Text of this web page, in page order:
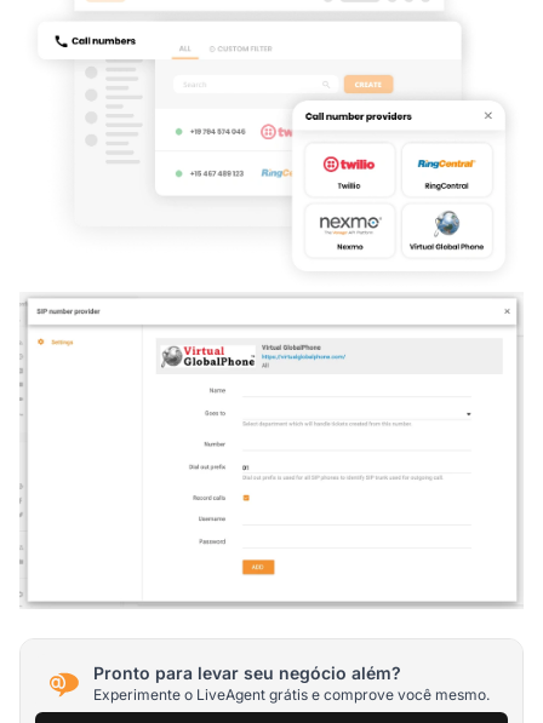
Pronto para levar seu negócio além?
Experimente o LiveAgent grátis e comprove você mesmo.